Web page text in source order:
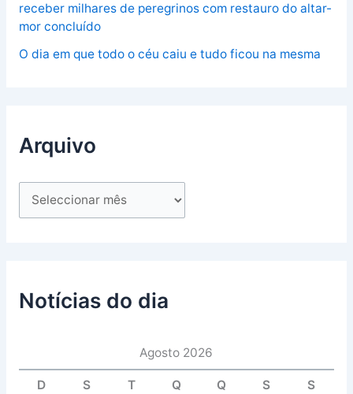
receber milhares de peregrinos com restauro do altar-
mor concluído
O dia em que todo o céu caiu e tudo ficou na mesma
Arquivo
Notícias do dia
Agosto 2026
D S T Q Q S S